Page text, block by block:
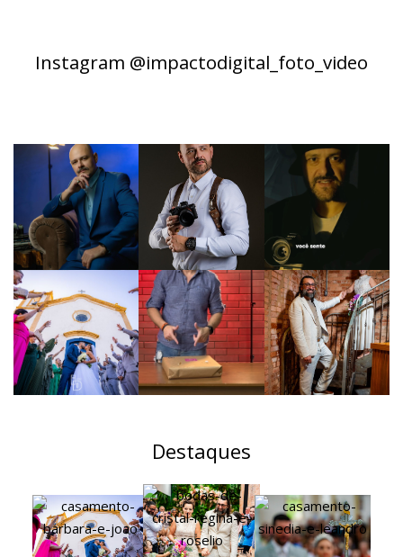
Instagram @impactodigital_foto_video
Destaques